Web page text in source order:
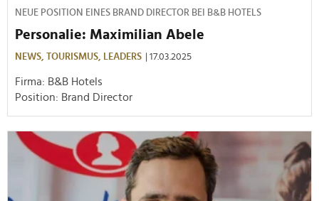
NEUE POSITION EINES BRAND DIRECTOR BEI B&B HOTELS
Personalie: Maximilian Abele
NEWS, TOURISMUS, LEADERS | 17.03.2025
Firma: B&B Hotels
Position: Brand Director